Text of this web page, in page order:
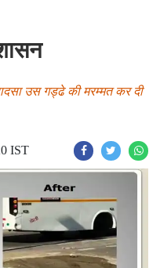
उस गड्ढे की मरम्मत कर दी
IST